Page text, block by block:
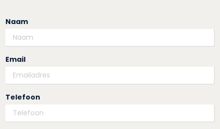
Naam
Email
Telefoon